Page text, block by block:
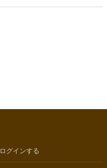
ログインする